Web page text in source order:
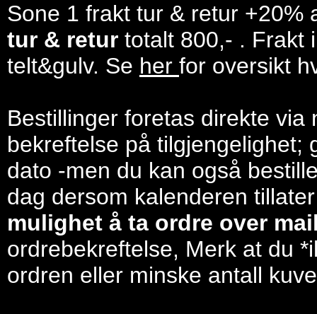
Sone 1 frakt tur & retur +20%
tur & retur totalt 800,- . Frakt
telt&gulv. Se her for oversikt
Bestillinger foretas direkte
bekreftelse på tilgjengelighet;
dato -men du kan også
dag dersom kalenderen
mulighet å ta ordre over
ordrebekreftelse, Merk at du
ordren eller minske antall